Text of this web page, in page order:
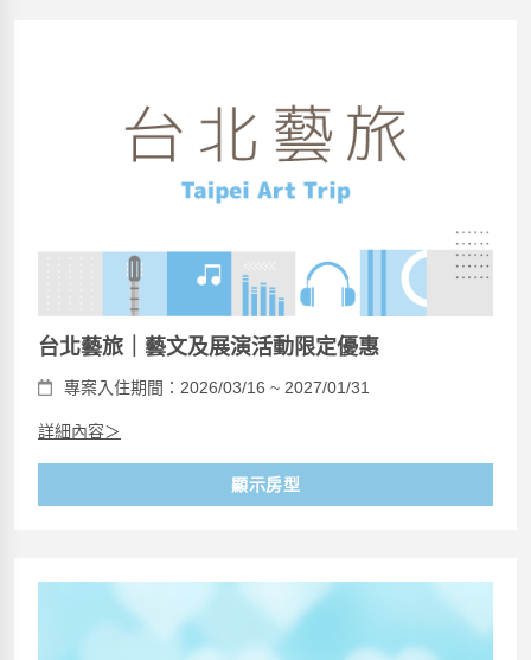
台北藝旅｜藝文及展演活動限定優惠
專案入住期間：2026/03/16 ~ 2027/01/31
詳細內容＞
顯示房型